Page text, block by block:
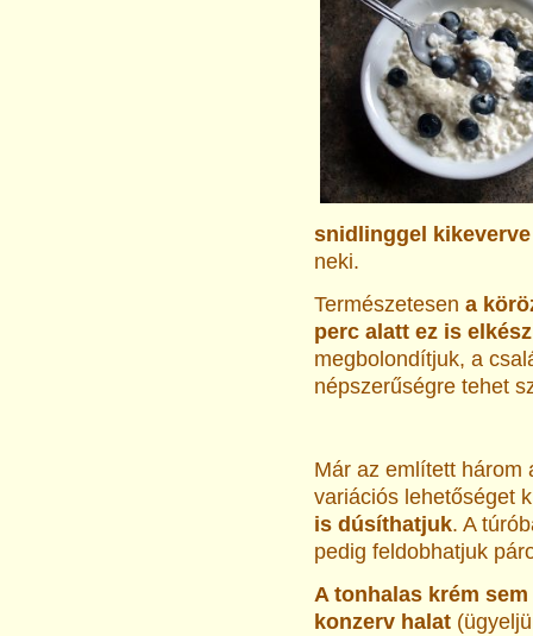
snidlinggel
neki.
Természetesen a
perc alatt ez is
megbolondítjuk, a
népszerűségre tehet
Már az említett három
variációs lehetőséget
is dúsíthatjuk. A
pedig feldobhatjuk
A tonhalas krém
konzerv halat